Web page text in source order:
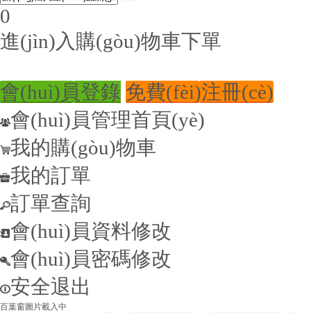
0
進(jìn)入購(gòu)物車下單
會(huì)員登錄 免費(fèi)注冊(cè)
會(huì)員管理首頁(yè)
我的購(gòu)物車
我的訂單
訂單查詢
會(huì)員資料修改
會(huì)員密碼修改
安全退出
百葉窗圖片載入中